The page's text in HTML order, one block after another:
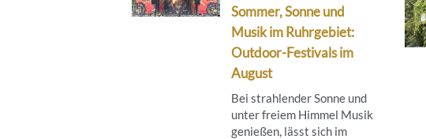
Sommer, Sonne und
Musik im Ruhrgebiet:
Outdoor-Festivals im
August
Bei strahlender Sonne und
unter freiem Himmel Musik
genießen, lässt sich im